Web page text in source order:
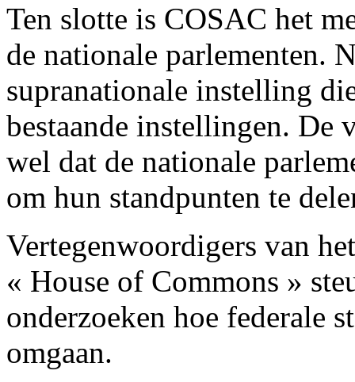
Ten slotte is COSAC het
de nationale parlementen.
supranationale instelling
bestaande instellingen. De
wel dat de nationale
om hun standpunten te
Vertegenwoordigers van
« House of Commons »
onderzoeken hoe federale
omgaan.